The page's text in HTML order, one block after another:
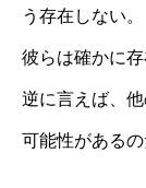
う存在しない。
彼らは確かに
逆に言えば、
可能性があるの